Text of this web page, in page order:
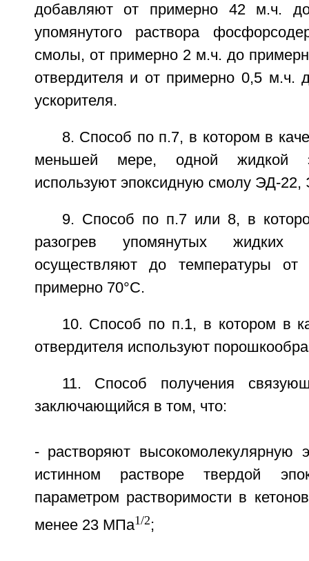
добавляют от примерно 42 м.ч.
упомянутого раствора
смолы, от примерно 2 м.ч. до
отвердителя и от примерно 0,5 м.ч.
ускорителя.
8. Способ по п.7, в котором в
меньшей мере, одной жидкой
используют эпоксидную смолу ЭД-
9. Способ по п.7 или 8, в
разогрев упомянутых жидких
осуществляют до температуры
примерно 70°С.
10. Способ по п.1, в котором в
отвердителя используют
11. Способ получения
заключающийся в том, что:
- растворяют высокомолекулярную
истинном растворе твердой
параметром растворимости в
менее 23 МПа1/2;